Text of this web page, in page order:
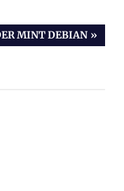
MINT DEBIAN